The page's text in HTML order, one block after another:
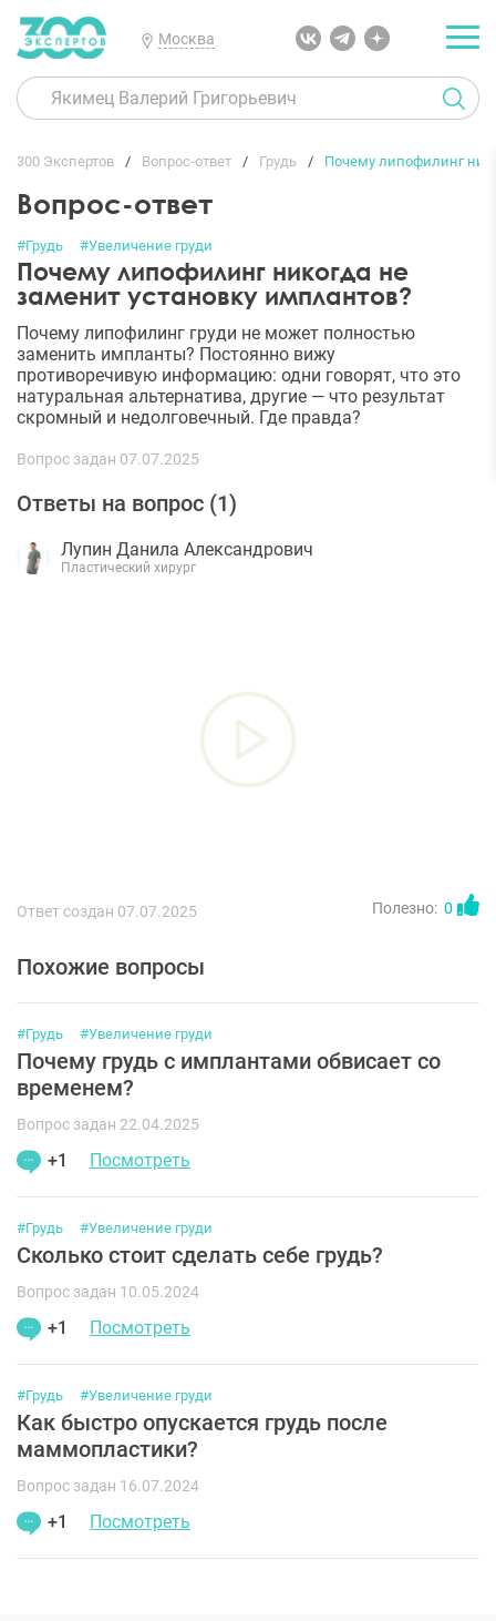
Москва
300 Экспертов Вопрос-ответ Грудь Почему липофилинг
Вопрос-ответ
#Грудь #Увеличение груди
Почему липофилинг никогда не
заменит установку имплантов?
Почему липофилинг груди не может полностью
заменить импланты? Постоянно вижу
противоречивую информацию: одни говорят, что это
натуральная альтернатива, другие — что результат
скромный и недолговечный. Где правда?
Вопрос задан 07.07.2025
Ответы на вопрос (1)
Лупин Данила Александрович
Пластический хирург
Ответ создан 07.07.2025 Полезно: 0
Похожие вопросы
#Грудь #Увеличение груди
Почему грудь с имплантами обвисает со
временем?
Вопрос задан 22.04.2025
+1 Посмотреть
#Грудь #Увеличение груди
Сколько стоит сделать себе грудь?
Вопрос задан 10.05.2024
+1 Посмотреть
#Грудь #Увеличение груди
Как быстро опускается грудь после
маммопластики?
Вопрос задан 16.07.2024
+1 Посмотреть